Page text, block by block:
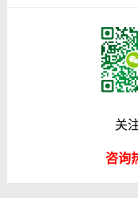
关
咨询